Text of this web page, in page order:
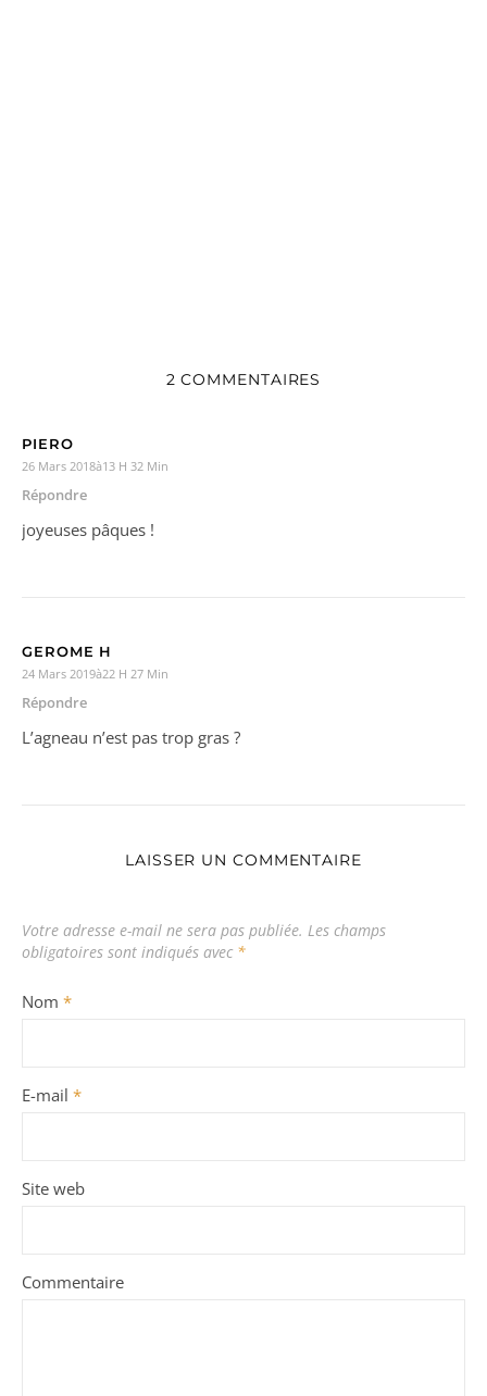
2 COMMENTAIRES
PIERO
26 Mars 2018à13 H 32 Min
Répondre
joyeuses pâques !
GEROME H
24 Mars 2019à22 H 27 Min
Répondre
L’agneau n’est pas trop gras ?
LAISSER UN COMMENTAIRE
Votre adresse e-mail ne sera pas publiée. Les champs
obligatoires sont indiqués avec *
Nom *
E-mail *
Site web
Commentaire